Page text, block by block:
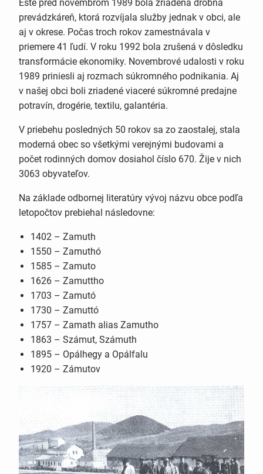
Ešte pred novembrom 1989 bola zriadená drobná
prevádzkáreň, ktorá rozvíjala služby jednak v obci, ale
aj v okrese. Počas troch rokov zamestnávala v
priemere 41 ľudí. V roku 1992 bola zrušená v dôsledku
transformácie ekonomiky. Novembrové udalosti v roku
1989 priniesli aj rozmach súkromného podnikania. Aj
v našej obci boli zriadené viaceré súkromné predajne
potravín, drogérie, textilu, galantéria.
V priebehu posledných 50 rokov sa zo zaostalej, stala
moderná obec so všetkými verejnými budovami a
počet rodinných domov dosiahol číslo 670. Žije v nich
3063 obyvateľov.
Na základe odbornej literatúry vývoj názvu obce podľa
letopočtov prebiehal následovne:
1402 – Zamuth
1550 – Zamuthó
1585 – Zamuto
1626 – Zamuttho
1703 – Zamutó
1730 – Zamuttó
1757 – Zamath alias Zamutho
1863 – Számut, Számuth
1895 – Opálhegy a Opálfalu
1920 – Zámutov